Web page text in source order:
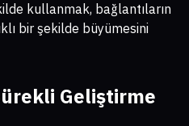
kullanmak, bağlantıların
bir şekilde büyümesini
Geliştirme